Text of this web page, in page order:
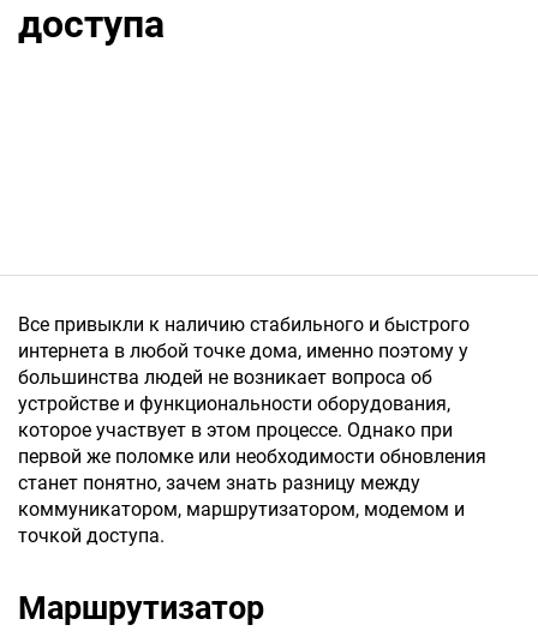
доступа
Все привыкли к наличию стабильного и быстрого
интернета в любой точке дома, именно поэтому у
большинства людей не возникает вопроса об
устройстве и функциональности оборудования,
которое участвует в этом процессе. Однако при
первой же поломке или необходимости обновления
станет понятно, зачем знать разницу между
коммуникатором, маршрутизатором, модемом и
точкой доступа.
Маршрутизатор